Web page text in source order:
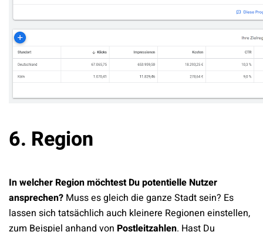
6. Region
In welcher Region möchtest Du potentielle Nutzer
ansprechen? Muss es gleich die ganze Stadt sein? Es
lassen sich tatsächlich auch kleinere Regionen einstellen,
zum Beispiel anhand von Postleitzahlen. Hast Du